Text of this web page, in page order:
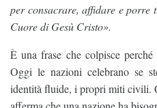
per consacrare, affidare e porre
Cuore di Gesù Cristo».
È una frase che colpisce
Oggi le nazioni celebrano se
identità fluide, i propri miti civili.